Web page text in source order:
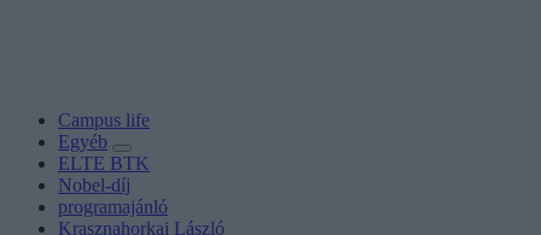
Campus life
Egyéb
ELTE BTK
Nobel-díj
programajánló
Krasznahorkai László